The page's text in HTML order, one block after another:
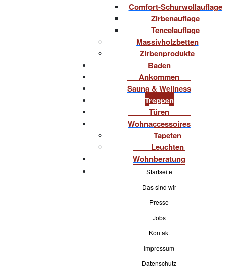
Comfort-Schurwollauflage
Zirbenauflage
Tencelauflage
Massivholzbetten
Zirbenprodukte
Baden
Ankommen
Sauna & Wellness
Treppen
Türen
Wohnaccessoires
Tapeten
Leuchten
Wohnberatung
Startseite
Das sind wir
Presse
Jobs
Kontakt
Impressum
Datenschutz